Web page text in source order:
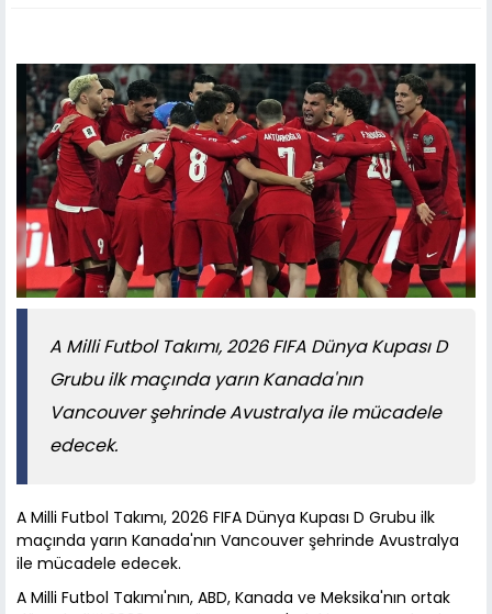
A Milli Futbol Takımı, 2026 FIFA Dünya Kupası D
Grubu ilk maçında yarın Kanada'nın
Vancouver şehrinde Avustralya ile mücadele
edecek.
A Milli Futbol Takımı, 2026 FIFA Dünya Kupası D Grubu ilk
maçında yarın Kanada'nın Vancouver şehrinde Avustralya
ile mücadele edecek.
A Milli Futbol Takımı'nın, ABD, Kanada ve Meksika'nın ortak